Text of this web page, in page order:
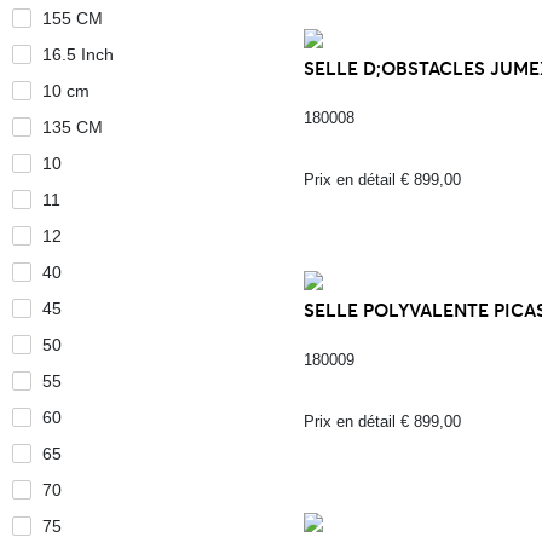
155 CM
16.5 Inch
10 cm
135 CM
10
11
12
40
45
50
55
60
65
70
75
SELLE D;OBSTACLES
180008
Prix en détail € 899,00
SELLE POLYVALENTE
180009
Prix en détail € 899,00